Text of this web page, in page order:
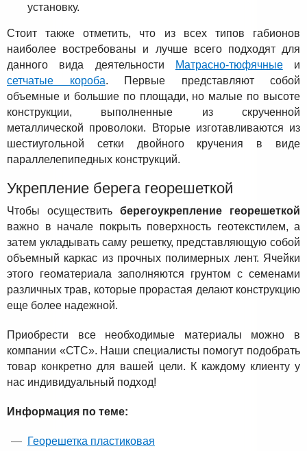
установку.
Стоит также отметить, что из всех типов габионов
наиболее востребованы и лучше всего подходят для
данного вида деятельности
Матрасно-тюфячныеи
сетчатые короба. Первые представляют собой
объемные и большие по площади, но малые по высоте
конструкции, выполненные из скрученной
металлической проволоки. Вторые изготавливаются из
шестиугольной сетки двойного кручения в виде
параллелепипедных конструкций.
Укрепление берега георешеткой
Чтобы осуществить берегоукрепление георешеткой
важно в начале покрыть поверхность геотекстилем, а
затем укладывать саму решетку, представляющую собой
объемный каркас из прочных полимерных лент. Ячейки
этого геоматериала заполняются грунтом с семенами
различных трав, которые прорастая делают конструкцию
еще более надежной.
Приобрести все необходимые материалы можно в
компании «СТС». Наши специалисты помогут подобрать
товар конкретно для вашей цели. К каждому клиенту у
нас индивидуальный подход!
Информация по теме:
Георешетка пластиковая